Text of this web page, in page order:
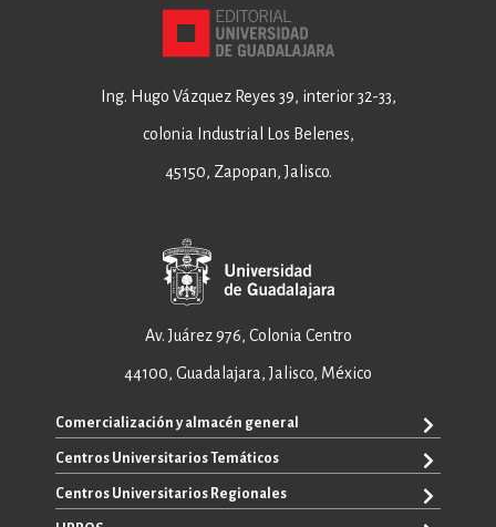
Ing. Hugo Vázquez Reyes 39, interior 32-33,
colonia Industrial Los Belenes,
45150, Zapopan, Jalisco.
Av. Juárez 976, Colonia Centro
44100, Guadalajara, Jalisco, México
Comercialización y almacén general
+52 33 3640 6326
+52 33 3640 4595
Centros Universitarios Temáticos
CUAAD
Centros Universitarios Regionales